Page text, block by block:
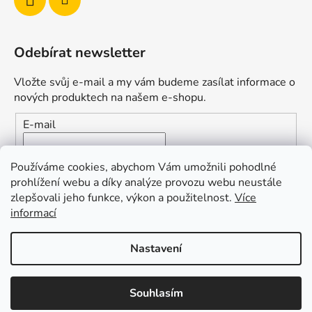
Používáme cookies, abychom Vám umožnili pohodlné
prohlížení webu a díky analýze provozu webu neustále
zlepšovali jeho funkce, výkon a použitelnost. Více
informací
Nastavení
Souhlasím
Odebírat newsletter
Vložte svůj e-mail a my vám budeme zasílat informace o
nových produktech na našem e-shopu.
E-mail
Vložením e-mailu souhlasíte s
podmínkami ochrany
osobních údajů
PŘIHLÁSIT SE
Vytvořil Shoptet
Duofishing. Všechna práva vyhrazena.